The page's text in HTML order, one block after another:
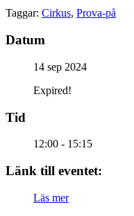
Taggar: Cirkus, Prova-på
Datum
14 sep 2024
Expired!
Tid
12:00 - 15:15
Länk till eventet:
Läs mer